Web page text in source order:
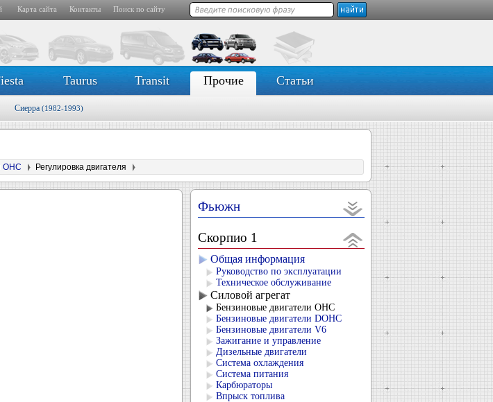
Карта сайта Контакты Поиск по сайту
Taurus Transit Прочие Статьи
Сиерра (1982-1993)
OHC Регулировка двигателя
Фьюжн
Скорпио 1
Общая информация
Руководство по эксплуатации
Техническое обслуживание
Силовой агрегат
Бензиновые двигатели OHC
Бензиновые двигатели DOHC
Бензиновые двигатели V6
Зажигание и управление
Дизельные двигатели
Система охлаждения
Система питания
Карбюраторы
Впрыск топлива